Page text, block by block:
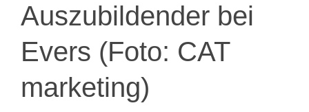
Auszubildender bei
Evers (Foto: CAT
marketing)